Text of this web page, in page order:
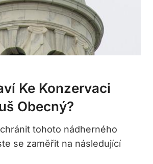
Ke Konzervaci
Obecný?
tohoto nádherného
se zaměřit na následující